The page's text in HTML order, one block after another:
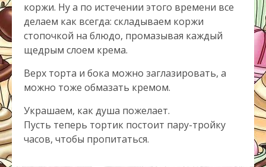
коржи. Ну а по истечении этого времени все
делаем как всегда: складываем коржи
стопочкой на блюдо, промазывая каждый
щедрым слоем крема.
Верх торта и бока можно заглазировать, а
можно тоже обмазать кремом.
Украшаем, как душа пожелает.
Пусть теперь тортик постоит пару-тройку
часов, чтобы пропитаться.